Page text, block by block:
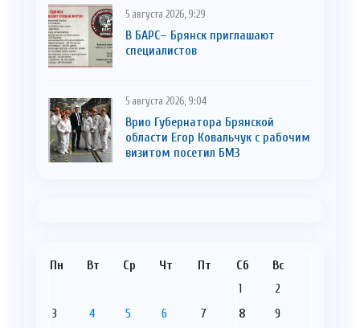
5 августа 2026, 9:29
В БАРС– Брянcк приглaшают
cпециaлистoв
5 августа 2026, 9:04
Врио Губернатора Брянской
области Егор Ковальчук с рабочим
визитом посетил БМЗ
Пн Вт Ср Чт Пт Сб Вс
1
2
3
4 5 6 7 8
9